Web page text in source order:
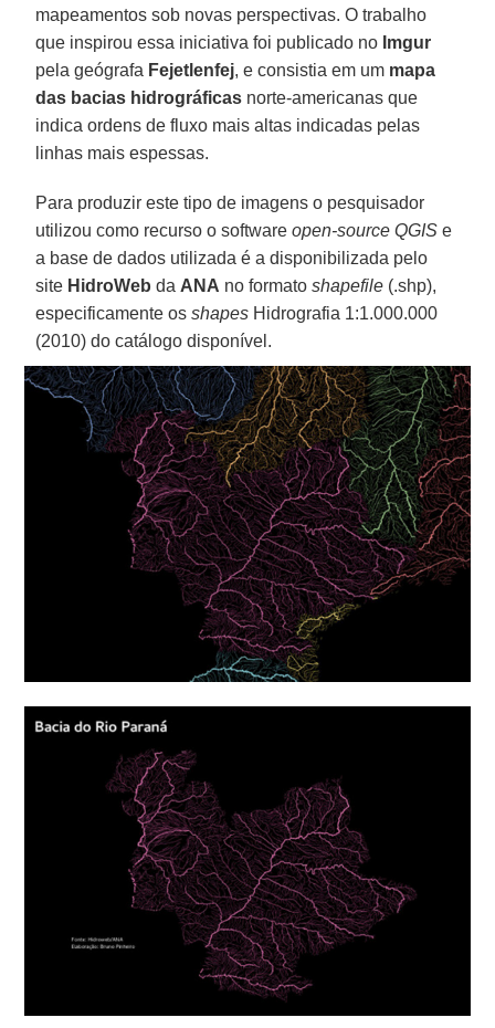
mapeamentos sob novas perspectivas. O trabalho
que inspirou essa iniciativa foi publicado no Imgur
pela geógrafa Fejetlenfej, e consistia em um mapa
das bacias hidrográficas norte-americanas que
indica ordens de fluxo mais altas indicadas pelas
linhas mais espessas.
Para produzir este tipo de imagens o pesquisador
utilizou como recurso o softwareopen-source QGIS e
a base de dados utilizada é a disponibilizada pelo
site HidroWeb da ANA no formatoshapefile (.shp),
especificamente osshapes Hidrografia 1:1.000.000
(2010) do catálogo disponível.